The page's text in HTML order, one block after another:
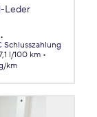
Leder
Schlusszahlung
l/100 km
km